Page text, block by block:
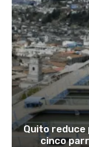
Quito reduce
cinco